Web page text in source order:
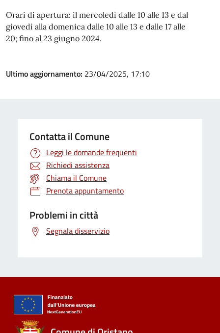
Orari di apertura: il mercoledì dalle 10 alle 13 e dal
giovedì alla domenica dalle 10 alle 13 e dalle 17 alle
20; fino al 23 giugno 2024.
Ultimo aggiornamento: 23/04/2025, 17:10
Contatta il Comune
Leggi le domande frequenti
Richiedi assistenza
Chiama il Comune
Prenota appuntamento
Problemi in città
Segnala disservizio